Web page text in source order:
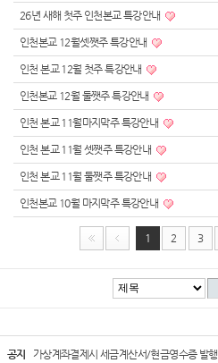
26년 새해 첫주 인천본교 특강안내
인천본교 12월셋쨋주 특강안내
인천 본교 12월 첫주 특강안내
인천본교 12월 둘쨋주 특강안내
인천 본교 11월마지막주 특강안내
인천 본교 11월 셋쨋주 특강안내
인천 본교 11월 둘쨋주 특강안내
인천본교 10월 마지막주 특강안내
1 2 3
공지 가상계좌결제시 세금계산서/현금영수증 발행